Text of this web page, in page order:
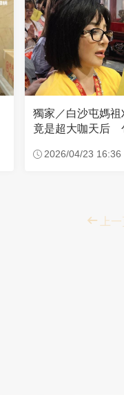
獨家／白沙屯媽祖
竟是超大咖天后
2026/04/23 16:36
上